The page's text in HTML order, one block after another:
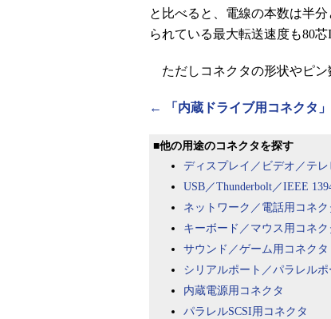
と比べると、電線の本数は半
られている最大転送速度も80芯
ただしコネクタの形状やピン
← 「内蔵ドライブ用コネクタ
■他の用途のコネクタを探す
ディスプレイ／ビデオ／テレ
USB／Thunderbolt／IEEE
ネットワーク／電話用コネク
キーボード／マウス用コネク
サウンド／ゲーム用コネクタ
シリアルポート／パラレル
内蔵電源用コネクタ
パラレルSCSI用コネクタ